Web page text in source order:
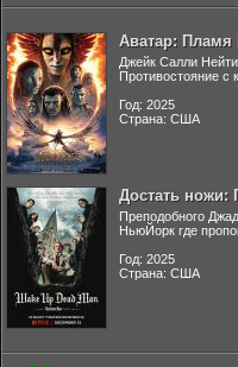
Аватар: Пламя
Джейк Салли
Противостояние с
Год: 2025
Страна: США
Достать ножи:
Преподобного
НьюЙорк где
Год: 2025
Страна: США